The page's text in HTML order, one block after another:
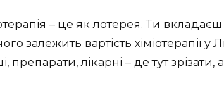
– це як лотерея. Ти
залежить вартість хіміотерапії
препарати, лікарні – де тут